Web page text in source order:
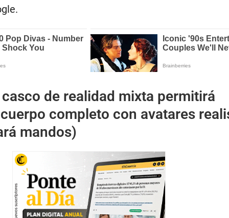
de realidad mixta permitirá
completo con avatares
mandos)